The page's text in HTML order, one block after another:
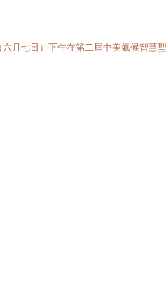
月七日）下午在第二屆中美氣候智